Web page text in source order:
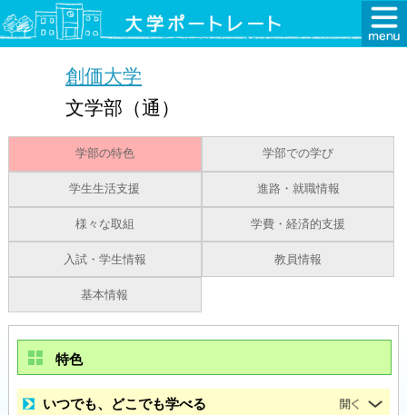
創価大学
文学部（通）
学部の特色 学部での学び
学生生活支援 進路・就職情報
様々な取組 学費・経済的支援
入試・学生情報 教員情報
基本情報
特色
いつでも、どこでも学べる